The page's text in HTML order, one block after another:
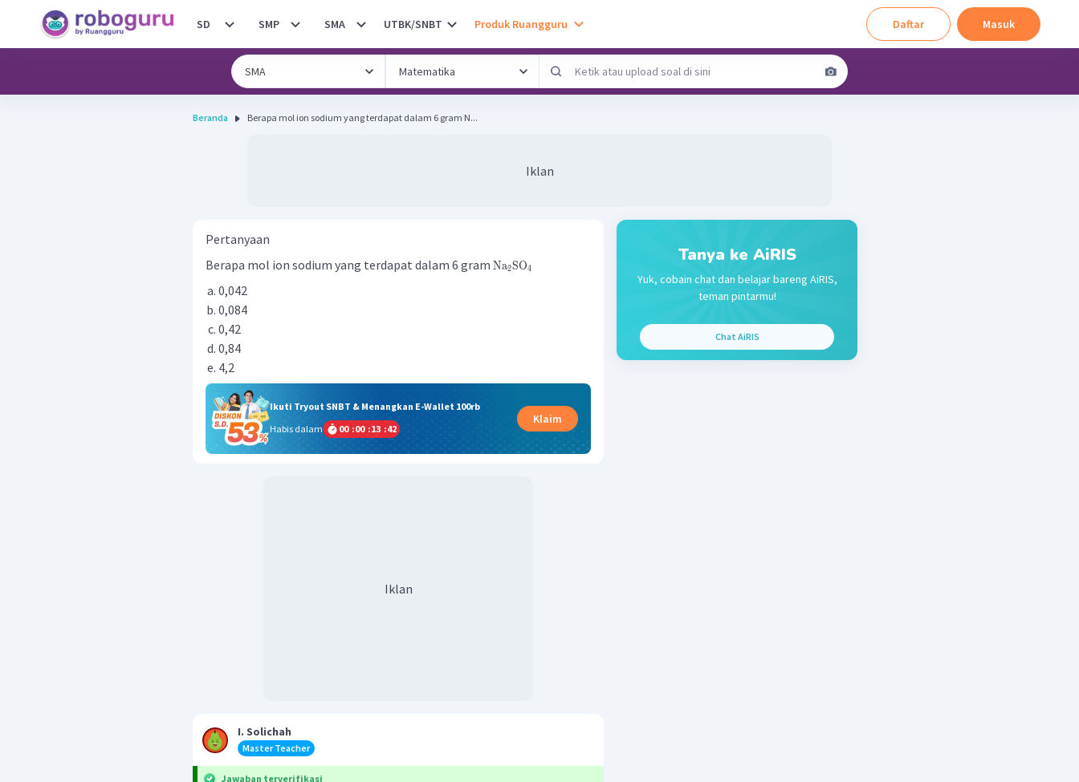
SD SMP SMA UTBK/SNBT Produk Ruangguru Daftar Masuk
Beranda Berapa mol ion sodium yang terdapat dalam 6 gram N...
Iklan
Pertanyaan
Berapa mol ion sodium yang terdapat dalam 6 gram Na2SO4
0,042
0,084
0,42
0,84
4,2
Ikuti Tryout SNBT & Menangkan E-Wallet 100rb
Habis dalam
00 :00 :13 :42
Klaim
Iklan
I. Solichah
Master Teacher
Jawaban terverifikasi
Tanya ke AiRIS
Yuk, cobain chat dan belajar bareng AiRIS,
teman pintarmu!
Chat AiRIS